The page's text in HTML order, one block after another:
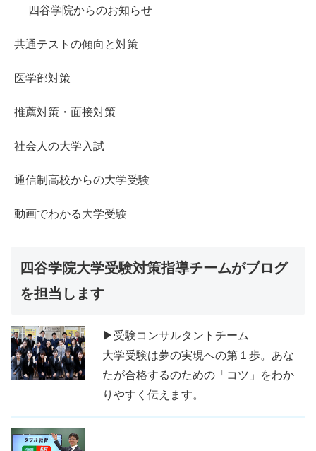
四谷学院からのお知らせ
共通テストの傾向と対策
医学部対策
推薦対策・面接対策
社会人の大学入試
通信制高校からの大学受験
動画でわかる大学受験
四谷学院大学受験対策指導チームがブログ
を担当します
▶受験コンサルタントチーム
大学受験は夢の実現への第１歩。あな
たが合格するのための「コツ」をわか
りやすく伝えます。